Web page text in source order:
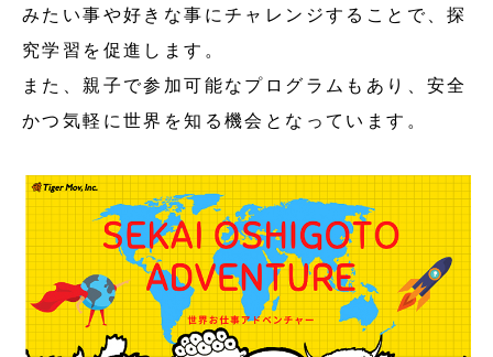
みたい事や好きな事にチャレンジすることで、探
究学習を促進します。
また、親子で参加可能なプログラムもあり、安全
かつ気軽に世界を知る機会となっています。